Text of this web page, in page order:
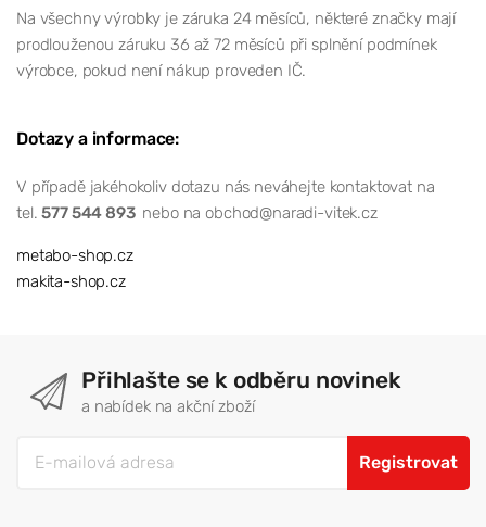
Na všechny výrobky je záruka 24 měsíců, některé značky mají
prodlouženou záruku 36 až 72 měsíců při splnění podmínek
výrobce, pokud není nákup proveden IČ.
Dotazy a informace:
V případě jakéhokoliv dotazu nás neváhejte kontaktovat na
tel.577 544 893 nebo na obchod@naradi-vitek.cz
metabo-shop.cz
makita-shop.cz
Přihlašte se k odběru novinek
a nabídek na akční zboží
Registrovat